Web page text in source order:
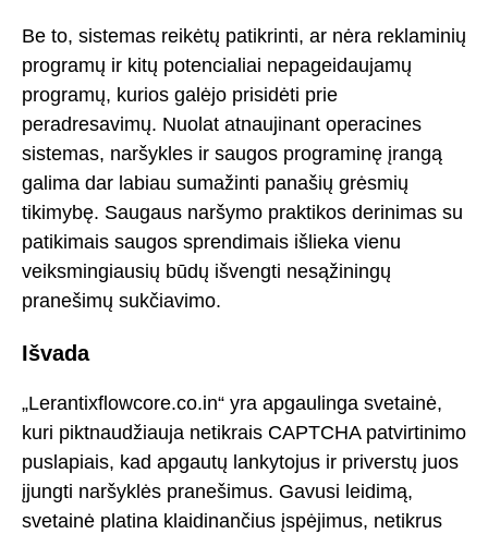
Be to, sistemas reikėtų patikrinti, ar nėra reklaminių
programų ir kitų potencialiai nepageidaujamų
programų, kurios galėjo prisidėti prie
peradresavimų. Nuolat atnaujinant operacines
sistemas, naršykles ir saugos programinę įrangą
galima dar labiau sumažinti panašių grėsmių
tikimybę. Saugaus naršymo praktikos derinimas su
patikimais saugos sprendimais išlieka vienu
veiksmingiausių būdų išvengti nesąžiningų
pranešimų sukčiavimo.
Išvada
„Lerantixflowcore.co.in“ yra apgaulinga svetainė,
kuri piktnaudžiauja netikrais CAPTCHA patvirtinimo
puslapiais, kad apgautų lankytojus ir priverstų juos
įjungti naršyklės pranešimus. Gavusi leidimą,
svetainė platina klaidinančius įspėjimus, netikrus